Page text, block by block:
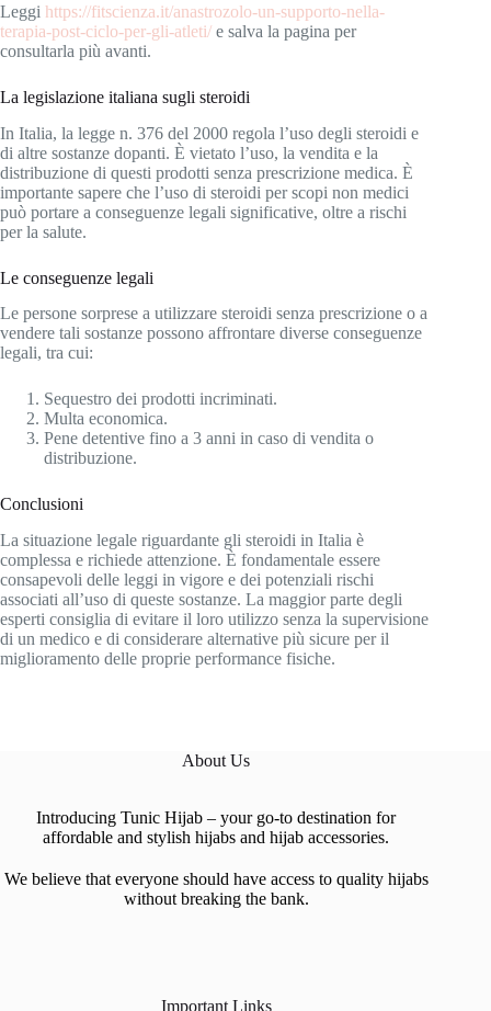
Leggi https://fitscienza.it/anastrozolo-un-supporto-nella-
terapia-post-ciclo-per-gli-atleti/ e salva la pagina per
consultarla più avanti.
La legislazione italiana sugli steroidi
In Italia, la legge n. 376 del 2000 regola l’uso degli steroidi e
di altre sostanze dopanti. È vietato l’uso, la vendita e la
distribuzione di questi prodotti senza prescrizione medica. È
importante sapere che l’uso di steroidi per scopi non medici
può portare a conseguenze legali significative, oltre a rischi
per la salute.
Le conseguenze legali
Le persone sorprese a utilizzare steroidi senza prescrizione o a
vendere tali sostanze possono affrontare diverse conseguenze
legali, tra cui:
Sequestro dei prodotti incriminati.
Multa economica.
Pene detentive fino a 3 anni in caso di vendita o
distribuzione.
Conclusioni
La situazione legale riguardante gli steroidi in Italia è
complessa e richiede attenzione. È fondamentale essere
consapevoli delle leggi in vigore e dei potenziali rischi
associati all’uso di queste sostanze. La maggior parte degli
esperti consiglia di evitare il loro utilizzo senza la supervisione
di un medico e di considerare alternative più sicure per il
miglioramento delle proprie performance fisiche.
About Us
Introducing Tunic Hijab – your go-to destination for
affordable and stylish hijabs and hijab accessories.
We believe that everyone should have access to quality hijabs
without breaking the bank.
Important Links